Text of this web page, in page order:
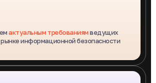
актуальным требованиямведущих
информационной безопасности